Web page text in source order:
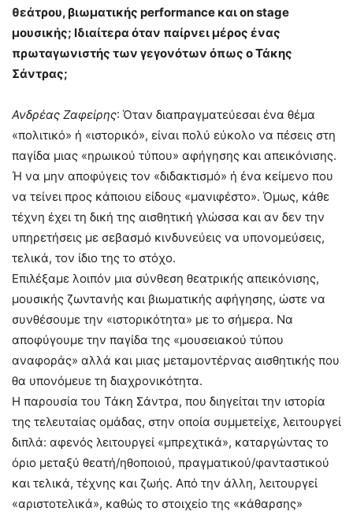
θεάτρου, βιωματικής performance και on stage
μουσικής; Ιδιαίτερα όταν παίρνει μέρος ένας
πρωταγωνιστής των γεγονότων όπως ο Τάκης
Σάντρας;
Ανδρέας Ζαφείρης: Όταν διαπραγματεύεσαι ένα θέμα
«πολιτικό» ή «ιστορικό», είναι πολύ εύκολο να πέσεις στη
παγίδα μιας «ηρωικού τύπου» αφήγησης και απεικόνισης.
Ή να μην αποφύγεις τον «διδακτισμό» ή ένα κείμενο που
να τείνει προς κάποιου είδους «μανιφέστο». Όμως, κάθε
τέχνη έχει τη δική της αισθητική γλώσσα και αν δεν την
υπηρετήσεις με σεβασμό κινδυνεύεις να υπονομεύσεις,
τελικά, τον ίδιο της το στόχο.
Επιλέξαμε λοιπόν μια σύνθεση θεατρικής απεικόνισης,
μουσικής ζωντανής και βιωματικής αφήγησης, ώστε να
συνθέσουμε την «ιστορικότητα» με το σήμερα. Να
αποφύγουμε την παγίδα της «μουσειακού τύπου
αναφοράς» αλλά και μιας μεταμοντέρνας αισθητικής που
θα υπονόμευε τη διαχρονικότητα.
Η παρουσία του Τάκη Σάντρα, που διηγείται την ιστορία
της τελευταίας ομάδας, στην οποία συμμετείχε, λειτουργεί
διπλά: αφενός λειτουργεί «μπρεχτικά», καταργώντας το
όριο μεταξύ θεατή/ηθοποιού, πραγματικού/φανταστικού
και τελικά, τέχνης και ζωής. Από την άλλη, λειτουργεί
«αριστοτελικά», καθώς το στοιχείο της «κάθαρσης»